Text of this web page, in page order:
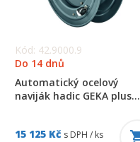
Kód: 42.9000.9
Do 14 dnů
Automatický ocelový
naviják hadic GEKA plus...
15 125 Kč s DPH / ks